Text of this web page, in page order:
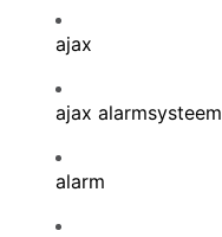
ajax
ajax alarmsysteem
alarm